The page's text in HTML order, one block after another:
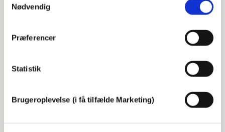
Nødvendig
Præferencer
Statistik
Brugeroplevelse (i få tilfælde Marketing)
16.30 Dørene åbner og der serveres kaffe, the og kage
17.00 Foredrag med Esben Dalgaard
Adressen er: Diakonissestiftelsen, Peter Bangsvej 5 B,